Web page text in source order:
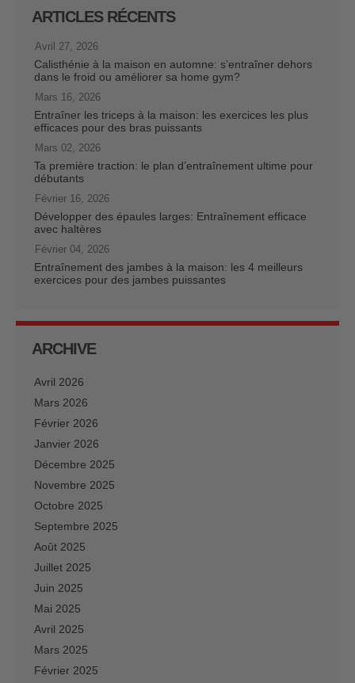
ARTICLES RÉCENTS
Avril 27, 2026
Calisthénie à la maison en automne: s’entraîner dehors
dans le froid ou améliorer sa home gym?
Mars 16, 2026
Entraîner les triceps à la maison: les exercices les plus
efficaces pour des bras puissants
Mars 02, 2026
Ta première traction: le plan d’entraînement ultime pour
débutants
Février 16, 2026
Développer des épaules larges: Entraînement efficace
avec haltères
Février 04, 2026
Entraînement des jambes à la maison: les 4 meilleurs
exercices pour des jambes puissantes
ARCHIVE
Avril 2026
Mars 2026
Février 2026
Janvier 2026
Décembre 2025
Novembre 2025
Octobre 2025
Septembre 2025
Août 2025
Juillet 2025
Juin 2025
Mai 2025
Avril 2025
Mars 2025
Février 2025